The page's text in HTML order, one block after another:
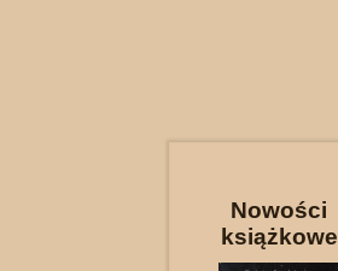
Nowości
książkowe